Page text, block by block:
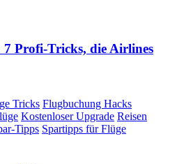
7 Profi-Tricks, die Airlines
Tricks Flugbuchung Hacks
Kostenloser Upgrade Reisen
Tipps Spartipps für Flüge